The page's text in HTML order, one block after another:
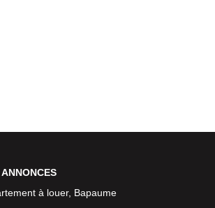
ANNONCES
à louer, Bapaume